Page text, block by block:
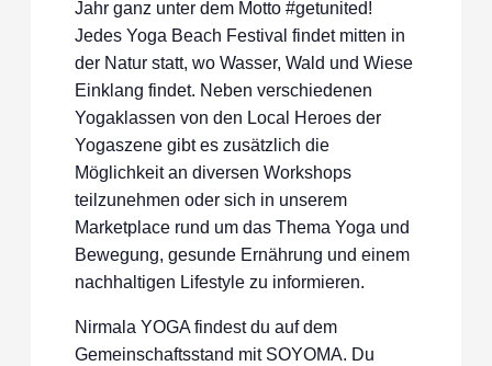
Jahr ganz unter dem Motto #getunited!
Jedes Yoga Beach Festival findet mitten in
der Natur statt, wo Wasser, Wald und Wiese
Einklang findet. Neben verschiedenen
Yogaklassen von den Local Heroes der
Yogaszene gibt es zusätzlich die
Möglichkeit an diversen Workshops
teilzunehmen oder sich in unserem
Marketplace rund um das Thema Yoga und
Bewegung, gesunde Ernährung und einem
nachhaltigen Lifestyle zu informieren.
Nirmala YOGA findest du auf dem
Gemeinschaftsstand mit SOYOMA. Du